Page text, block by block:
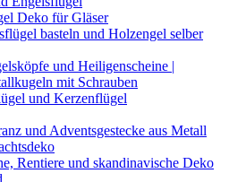
Deko für Gläser
basteln und Holzengel selber
und Heiligenscheine |
mit Schrauben
und Kerzenflügel
und Adventsgestecke aus Metall
Rentiere und skandinavische Deko